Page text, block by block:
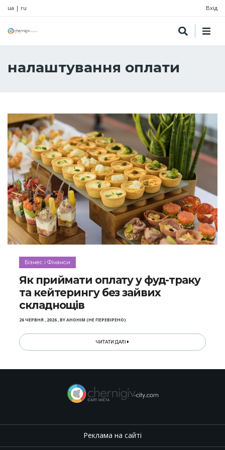
ua | ru Вхід
налаштування оплати
Бізнес і Фінанси
Як приймати оплату у фуд-траку
та кейтерингу без зайвих
складнощів
26 ЧЕРВНЯ , 2026,BYАНОНІМ (НЕ ПЕРЕВІРЕНО)
ЧИТАТИ ДАЛІ
Реклама на сайті